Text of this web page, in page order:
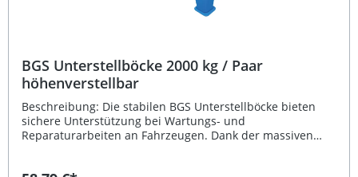
BGS Unterstellböcke 2000 kg / Paar
höhenverstellbar
Beschreibung: Die stabilen BGS Unterstellböcke bieten
sichere Unterstützung bei Wartungs- und
Reparaturarbeiten an Fahrzeugen. Dank der massiven